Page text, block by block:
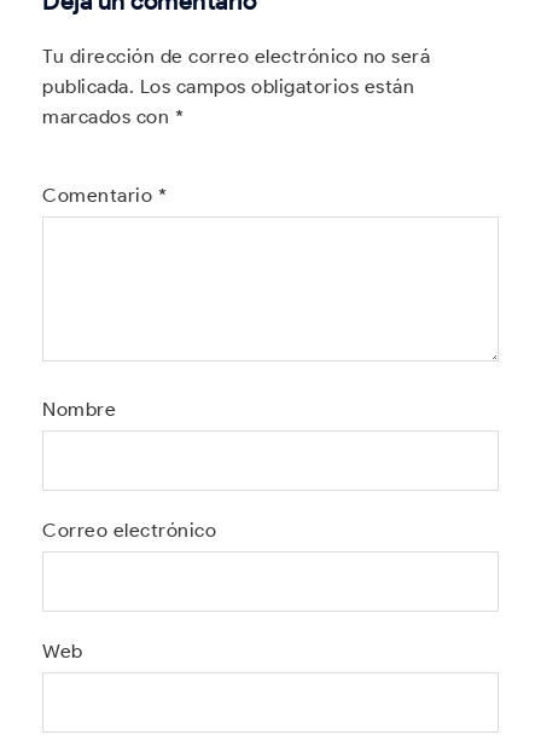
Tu dirección de correo electrónico no será
publicada. Los campos obligatorios están
marcados con *
Comentario *
Nombre
Correo electrónico
Web